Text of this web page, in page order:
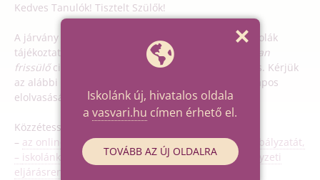
Kedves Tanulók! Tisztelt Szülők!
A járvány elleni védekezést segítő teendőkről az iskolák
tájékoztatást kapnak, melyeket ebben a
folyamatosan
frissülőcikkben osztunk meg Veletek, szüleitekkel is. Kérjük
az alábbi információk, mellékelt dokumentumok alapos
elolvasását és a bennük foglaltak betartását.
Közzétesszük:
– az online oktatás tanulók számára kidolgozott szabályzatát,
– iskolánk 2022. március 10-től érvényes járványhelyzeti
eljárásrendjét.
Iskolánk új, hivatalos oldala
a vasvari.hu címen érhető el.
TOVÁBB AZ ÚJ OLDALRA